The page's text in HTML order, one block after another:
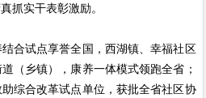
抓实干表彰激励。
合试点享誉全国，西湖镇、幸福社区
（乡镇），康养一体模式领跑全省；
综合改革试点单位，获批全省社区协